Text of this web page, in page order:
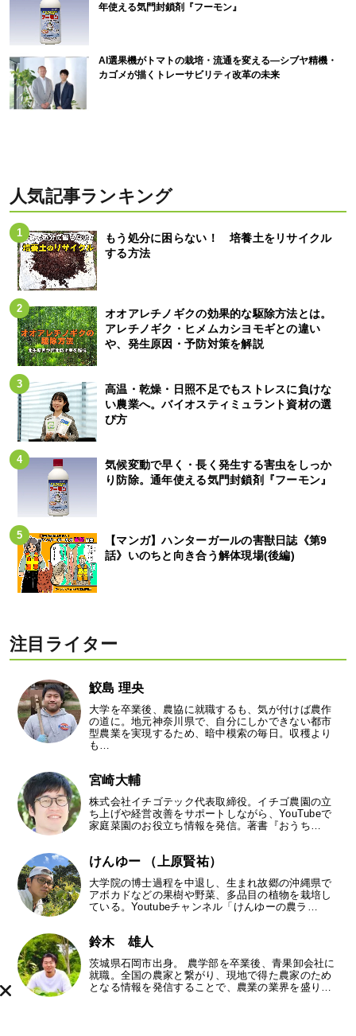
年使える気門封鎖剤『フーモン』
AI選果機がトマトの栽培・流通を変える―シブヤ精機・
カゴメが描くトレーサビリティ改革の未来
人気記事ランキング
もう処分に困らない！ 培養土をリサイクル
する方法
オオアレチノギクの効果的な駆除方法とは。
アレチノギク・ヒメムカシヨモギとの違い
や、発生原因・予防対策を解説
高温・乾燥・日照不足でもストレスに負けな
い農業へ。バイオスティミュラント資材の選
び方
気候変動で早く・長く発生する害虫をしっか
り防除。通年使える気門封鎖剤『フーモン』
【マンガ】ハンターガールの害獣日誌《第9
話》いのちと向き合う解体現場(後編)
注目ライター
鮫島 理央
大学を卒業後、農協に就職するも、気が付けば農作
の道に。地元神奈川県で、自分にしかできない都市
型農業を実現するため、暗中模索の毎日。収穫より
も…
宮崎大輔
株式会社イチゴテック代表取締役。イチゴ農園の立
ち上げや経営改善をサポートしながら、YouTubeで
家庭菜園のお役立ち情報を発信。著書『おうち…
けんゆー （上原賢祐）
大学院の博士過程を中退し、生まれ故郷の沖縄県で
アボカドなどの果樹や野菜、多品目の植物を栽培し
ている。Youtubeチャンネル「けんゆーの農ラ…
鈴木 雄人
茨城県石岡市出身。 農学部を卒業後、青果卸会社に
就職。全国の農家と繋がり、現地で得た農家のため
となる情報を発信することで、農業の業界を盛り…